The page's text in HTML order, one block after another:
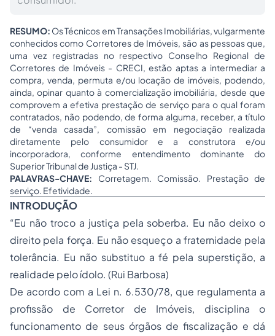
RESUMO: Os Técnicos em Transações Imobiliárias, vulgarmente
conhecidos como Corretores de Imóveis, são as pessoas que,
uma vez registradas no respectivo Conselho Regional de
Corretores de Imóveis - CRECI, estão aptas a intermediar a
compra, venda, permuta e/ou locação de imóveis, podendo,
ainda, opinar quanto à comercialização imobiliária, desde que
comprovem a efetiva prestação de serviço para o qual foram
contratados, não podendo, de forma alguma, receber, a título
de “venda casada”, comissão em negociação realizada
diretamente pelo consumidor e a construtora e/ou
incorporadora, conforme entendimento dominante do
Superior Tribunal de Justiça - STJ.
PALAVRAS-CHAVE: Corretagem. Comissão. Prestação de
serviço. Efetividade.
INTRODUÇÃO
“Eu não troco a justiça pela soberba. Eu não deixo o
direito pela força. Eu não esqueço a fraternidade pela
tolerância. Eu não substituo a fé pela superstição, a
realidade pelo ídolo. (Rui Barbosa)
De acordo com a Lei n. 6.530/78, que regulamenta a
profissão de Corretor de Imóveis, disciplina o
funcionamento de seus órgãos defiscalização e dá